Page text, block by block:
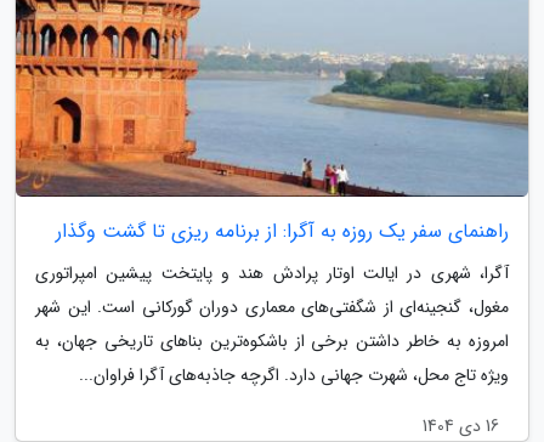
راهنمای سفر یک روزه به آگرا: از برنامه ریزی تا گشت وگذار
آگرا، شهری در ایالت اوتار پرادش هند و پایتخت پیشین امپراتوری
مغول، گنجینه‌ای از شگفتی‌های معماری دوران گورکانی است. این شهر
امروزه به خاطر داشتن برخی از باشکوه‌ترین بناهای تاریخی جهان، به
ویژه تاج محل، شهرت جهانی دارد. اگرچه جاذبه‌های آگرا فراوان...
16 دی 1404